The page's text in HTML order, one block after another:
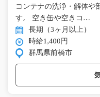
コンテナの洗浄・解体や
す。 空き缶や空きコ…
長期（3ヶ月以上）
時給1,400円
群馬県前橋市